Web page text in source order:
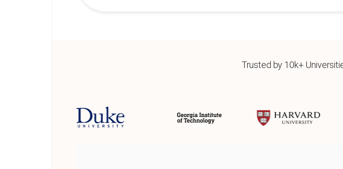
Trusted by 10k+